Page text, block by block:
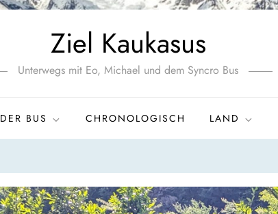
Ziel Kaukasus
Unterwegs mit Eo, Michael und dem Syncro Bus
DER BUS CHRONOLOGISCH LAND